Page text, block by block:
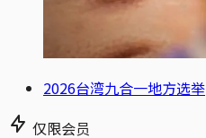
2026台湾九合一地方选举
仅限会员